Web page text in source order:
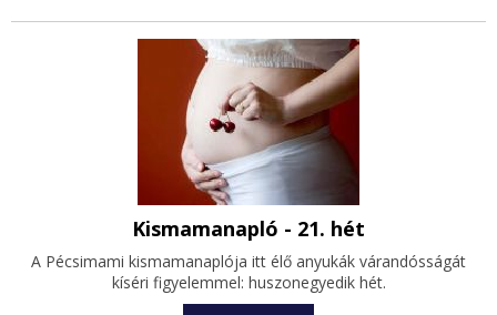
Kismamanapló - 21. hét
A Pécsimami kismamanaplója itt élő anyukák várandósságát
kíséri figyelemmel: huszonegyedik hét.